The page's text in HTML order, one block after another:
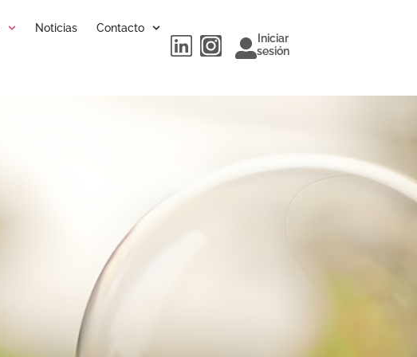
Noticias Contacto
Iniciar
sesión